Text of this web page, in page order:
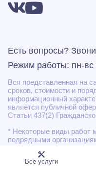
Есть вопросы?
Режим работы: пн-вс
Вся представленная на
сроков, стоимости и
информационный
является публичной
Статьи 437(2)
* Некоторые виды работ
подрядными
Все услуги